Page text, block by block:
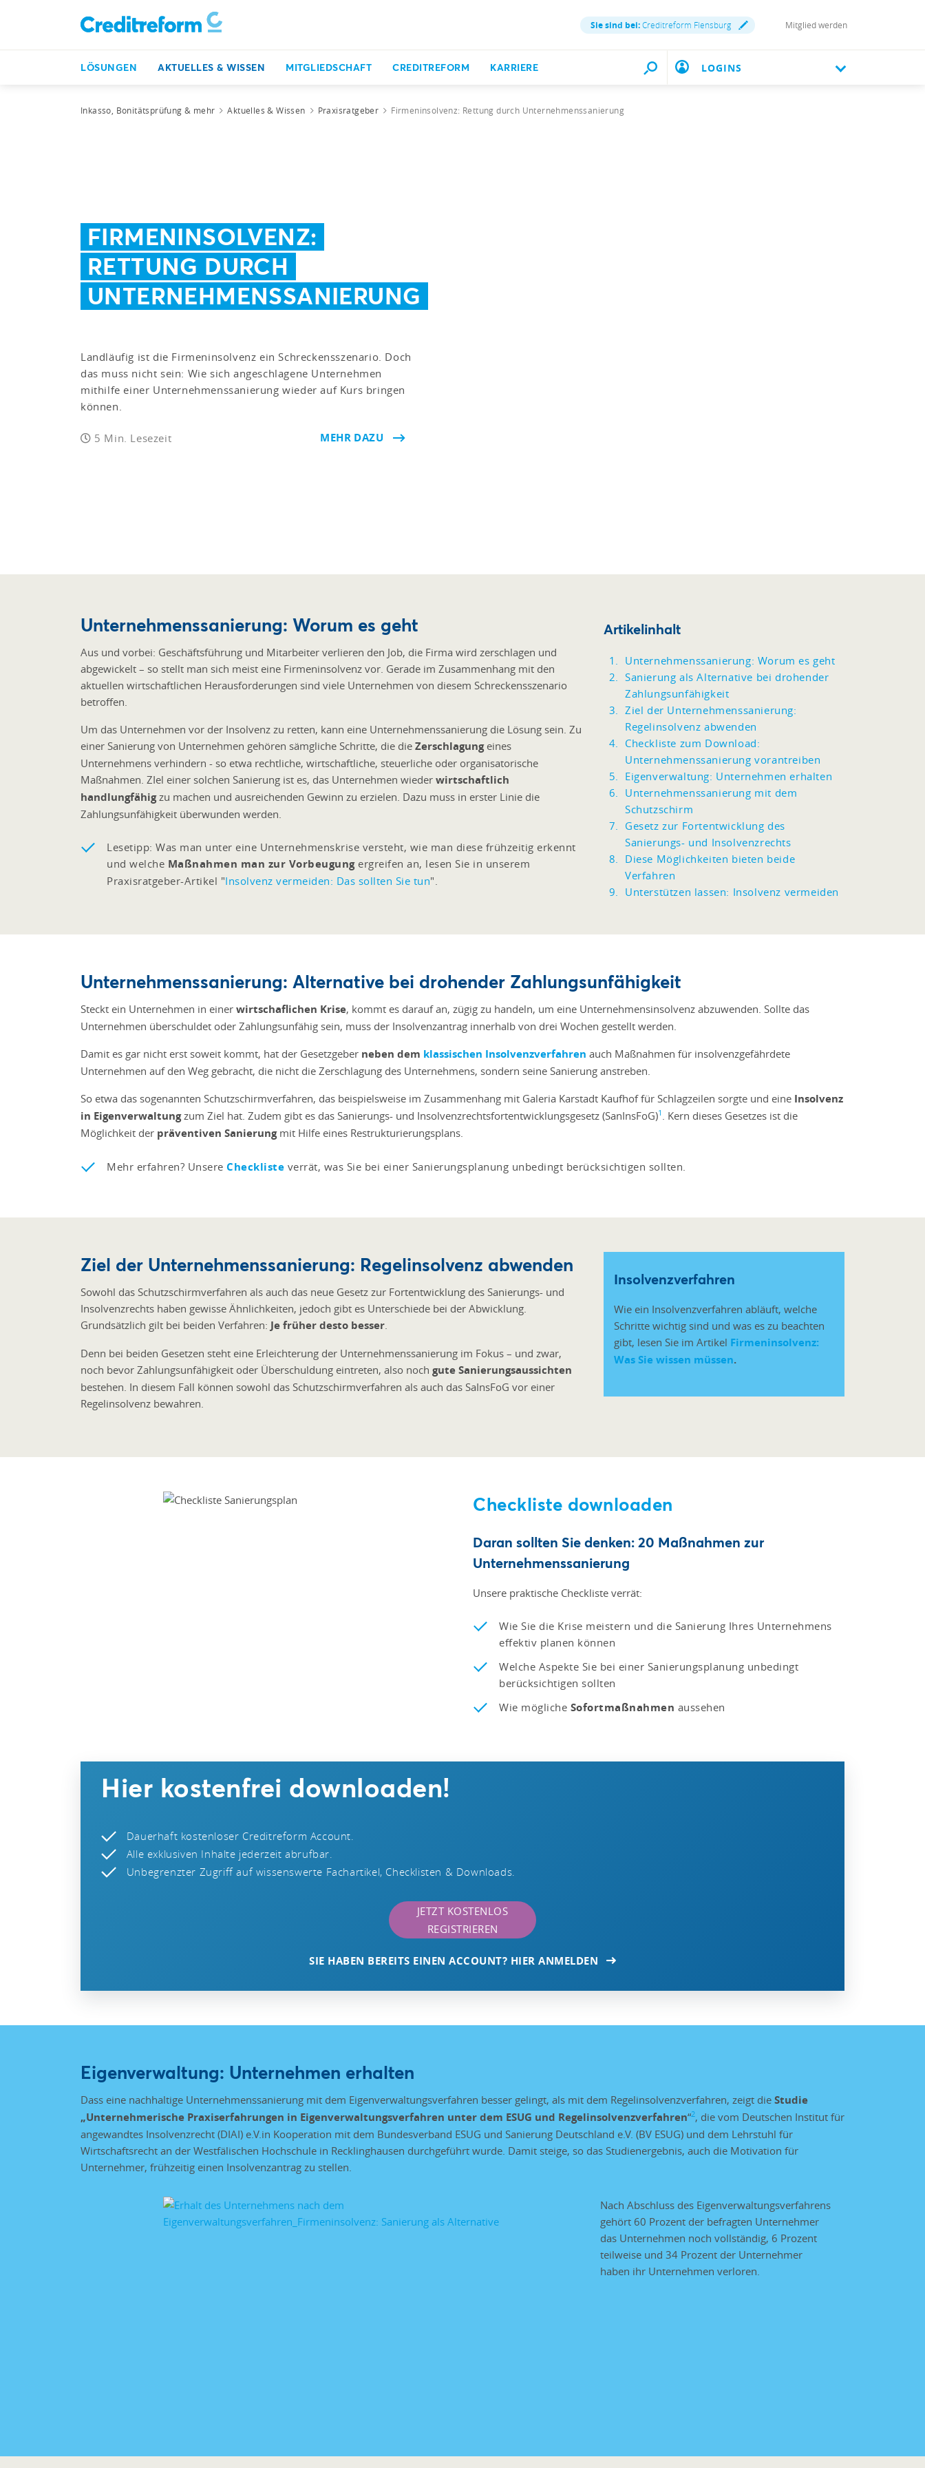
Sie sind bei:Creditreform Flensburg Mitglied werden
LÖSUNGEN AKTUELLES & WISSEN MITGLIEDSCHAFT CREDITREFORM KARRIERE LOGINS
Inkasso, Bonitätsprüfung & mehr Aktuelles & Wissen Praxisratgeber Firmeninsolvenz: Rettung durch Unternehmenssanierung
FIRMENINSOLVENZ:
RETTUNG DURCH
UNTERNEHMENSSANIERUNG
Landläufig ist die Firmeninsolvenz ein Schreckensszenario. Doch
das muss nicht sein: Wie sich angeschlagene Unternehmen
mithilfe einer Unternehmenssanierung wieder auf Kurs bringen
können.
5 Min. Lesezeit MEHR DAZU
Unternehmenssanierung: Worum es geht
Aus und vorbei: Geschäftsführung und Mitarbeiter verlieren den Job, die Firma wird zerschlagen und
abgewickelt – so stellt man sich meist eine Firmeninsolvenz vor. Gerade im Zusammenhang mit den
aktuellen wirtschaftlichen Herausforderungen sind viele Unternehmen von diesem Schreckensszenario
betroffen.
Um das Unternehmen vor der Insolvenz zu retten, kann eine Unternehmenssanierung die Lösung sein. Zu
einer Sanierung von Unternehmen gehören sämgliche Schritte, die die Zerschlagungeines
Unternehmens verhindern - so etwa rechtliche, wirtschaftliche, steuerliche oder organisatorische
Maßnahmen. ZIel einer solchen Sanierung ist es, das Unternehmen wieder wirtschaftlich
handlungfähigzu machen und ausreichenden Gewinn zu erzielen. Dazu muss in erster Linie die
Zahlungsunfähigkeit überwunden werden.
Lesetipp: Was man unter eine Unternehmenskrise versteht, wie man diese frühzeitig erkennt
und welche Maßnahmen man zur Vorbeugungergreifen an, lesen Sie in unserem
Praxisratgeber-Artikel "Insolvenz vermeiden: Das sollten Sie tun".
Artikelinhalt
Unternehmenssanierung: Worum es geht
Sanierung als Alternative bei drohender
Zahlungsunfähigkeit
Ziel der Unternehmenssanierung:
Regelinsolvenz abwenden
Checkliste zum Download:
Unternehmenssanierung vorantreiben
Eigenverwaltung: Unternehmen erhalten
Unternehmenssanierung mit dem
Schutzschirm
Gesetz zur Fortentwicklung des
Sanierungs- und Insolvenzrechts
Diese Möglichkeiten bieten beide
Verfahren
Unterstützen lassen: Insolvenz vermeiden
Unternehmenssanierung: Alternative bei drohender Zahlungsunfähigkeit
Steckt ein Unternehmen in einer wirtschaflichen Krise, kommt es darauf an, zügig zu handeln, um eine Unternehmensinsolvenz abzuwenden. Sollte das
Unternehmen überschuldet oder Zahlungsunfähig sein, muss der Insolvenzantrag innerhalb von drei Wochen gestellt werden.
Damit es gar nicht erst soweit kommt, hat der Gesetzgeber neben dem klassischen Insolvenzverfahren auch Maßnahmen für insolvenzgefährdete
Unternehmen auf den Weg gebracht, die nicht die Zerschlagung des Unternehmens, sondern seine Sanierung anstreben.
So etwa das sogenannten Schutzschirmverfahren, das beispielsweise im Zusammenhang mit Galeria Karstadt Kaufhof für Schlagzeilen sorgte und eine Insolvenz
in Eigenverwaltungzum Ziel hat. Zudem gibt es das Sanierungs- und Insolvenzrechtsfortentwicklungsgesetz (SanInsFoG)1 . Kern dieses Gesetzes ist die
Möglichkeit der präventiven Sanierungmit Hilfe eines Restrukturierungsplans.
Mehr erfahren? Unsere Checkliste verrät, was Sie bei einer Sanierungsplanung unbedingt berücksichtigen sollten.
Ziel der Unternehmenssanierung: Regelinsolvenz abwenden
Sowohl das Schutzschirmverfahren als auch das neue Gesetz zur Fortentwicklung des Sanierungs- und
Insolvenzrechts haben gewisse Ähnlichkeiten, jedoch gibt es Unterschiede bei der Abwicklung.
Grundsätzlich gilt bei beiden Verfahren: Je früher desto besser.
Denn bei beiden Gesetzen steht eine Erleichterung der Unternehmenssanierung im Fokus – und zwar,
noch bevor Zahlungsunfähigkeit oder Überschuldung eintreten, also noch gute Sanierungsaussichten
bestehen. In diesem Fall können sowohl das Schutzschirmverfahren als auch das SaInsFoG vor einer
Regelinsolvenz bewahren.
Insolvenzverfahren
Wie ein Insolvenzverfahren abläuft, welche
Schritte wichtig sind und was es zu beachten
gibt, lesen Sie im Artikel Firmeninsolvenz:
Was Sie wissen müssen.
Checkliste downloaden
Daran sollten Sie denken: 20 Maßnahmen zur
Unternehmenssanierung
Unsere praktische Checkliste verrät:
Wie Sie die Krise meistern und die Sanierung Ihres Unternehmens
effektiv planen können
Welche Aspekte Sie bei einer Sanierungsplanung unbedingt
berücksichtigen sollten
Wie mögliche Sofortmaßnahmen aussehen
Hier kostenfrei downloaden!
Dauerhaft kostenloser Creditreform Account.
Alle exklusiven Inhalte jederzeit abrufbar.
Unbegrenzter Zugriff auf wissenswerte Fachartikel, Checklisten & Downloads.
JETZT KOSTENLOS
REGISTRIEREN
SIE HABEN BEREITS EINEN ACCOUNT? HIER ANMELDEN
Eigenverwaltung: Unternehmen erhalten
Dass eine nachhaltige Unternehmenssanierung mit dem Eigenverwaltungsverfahren besser gelingt, als mit dem Regelinsolvenzverfahren, zeigt die Studie
„Unternehmerische Praxiserfahrungen in Eigenverwaltungsverfahren unter dem ESUG und Regelinsolvenzverfahren“2, die vom Deutschen Institut für
angewandtes Insolvenzrecht (DIAI) e.V.in Kooperation mit dem Bundesverband ESUG und Sanierung Deutschland e.V. (BV ESUG) und dem Lehrstuhl für
Wirtschaftsrecht an der Westfälischen Hochschule in Recklinghausen durchgeführt wurde. Damit steige, so das Studienergebnis, auch die Motivation für
Unternehmer, frühzeitig einen Insolvenzantrag zu stellen.
Nach Abschluss des Eigenverwaltungsverfahrens
gehört 60 Prozent der befragten Unternehmer
das Unternehmen noch vollständig, 6 Prozent
teilweise und 34 Prozent der Unternehmer
haben ihr Unternehmen verloren.